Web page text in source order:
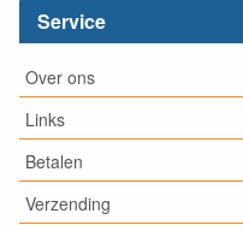
Service
Over ons
Links
Betalen
Verzending